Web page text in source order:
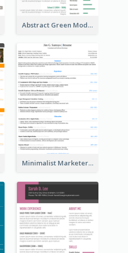
Abstract Green Modern Resume
Minimalist Marketer Resume